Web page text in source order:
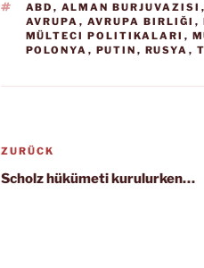
SCHLAGWÖRTER
ABD , ALMAN BURJUVAZISI ,
AVRUPA , AVRUPA BIRLIĞI ,
MÜLTECI POLITIKALARI ,
POLONYA , PUTIN , RUSYA ,
Beitragsnavigation
Vorheriger
Beitrag
ZURÜCK
Scholz hükümeti kurulurken…